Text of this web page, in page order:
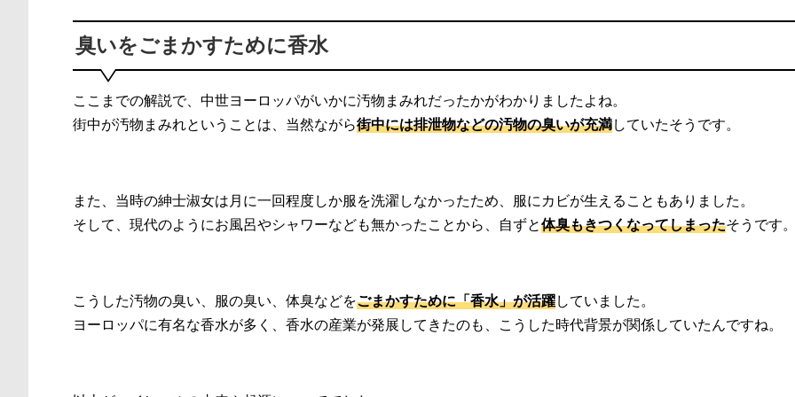
臭いをごまかすために香水
ここまでの解説で、中世ヨーロッパがいかに汚物まみれだったかがわかりましたよね。
街中が汚物まみれということは、当然ながら街中には排泄物などの汚物の臭いが充満していたそうです。
また、当時の紳士淑女は月に一回程度しか服を洗濯しなかったため、服にカビが生えることもありました。
そして、現代のようにお風呂やシャワーなども無かったことから、自ずと体臭もきつくなってしまったそうです
こうした汚物の臭い、服の臭い、体臭などをごまかすために「香水」が活躍していました。
ヨーロッパに有名な香水が多く、香水の産業が発展してきたのも、こうした時代背景が関係していたんですね。